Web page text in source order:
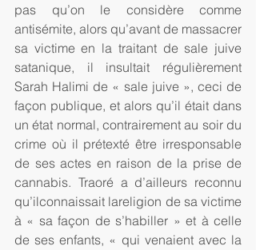
pas qu’on le considère comme
antisémite, alors qu’avant de massacrer
sa victime en la traitant de sale juive
satanique, il insultait régulièrement
Sarah Halimi de « sale juive », ceci de
façon publique, et alors qu’il était dans
un état normal, contrairement au soir du
crime où il prétexté être irresponsable
de ses actes en raison de la prise de
cannabis. Traoré a d’ailleurs reconnu
qu’ilconnaissait lareligion de sa victime
à « sa façon de s’habiller » et à celle
de ses enfants, « qui venaient avec la